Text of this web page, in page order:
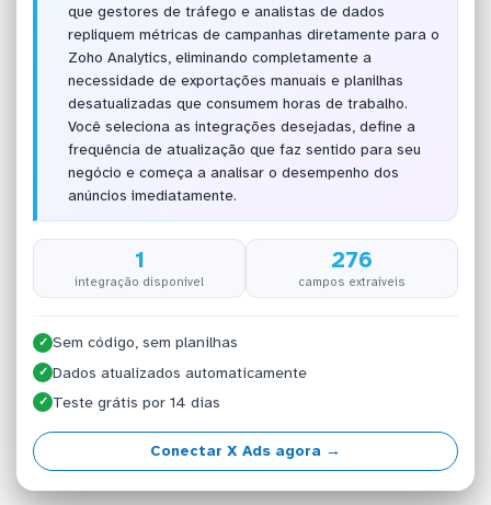
que gestores de tráfego e analistas de dados
repliquem métricas de campanhas diretamente para o
Zoho Analytics, eliminando completamente a
necessidade de exportações manuais e planilhas
desatualizadas que consumem horas de trabalho.
Você seleciona as integrações desejadas, define a
frequência de atualização que faz sentido para seu
negócio e começa a analisar o desempenho dos
anúncios imediatamente.
1
integração disponível
276
campos extraíveis
✓ Sem código, sem planilhas
✓ Dados atualizados automaticamente
✓ Teste grátis por 14 dias
Conectar X Ads agora →